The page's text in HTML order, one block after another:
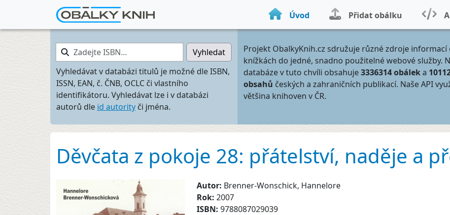
Úvod Přidat obálku
Zadejte ISBN…
Vyhledat
Vyhledávat v databázi titulů je možné dle ISBN,
ISSN, EAN, č. ČNB, OCLC či vlastního
identifikátoru. Vyhledávat lze i v databázi
autorů dle id autority či jména.
Projekt ObalkyKnih.cz sdružuje různé zdroje informací
knížkách do jedné, snadno použitelné webové služby.
databáze v tuto chvíli obsahuje3336314 obáleka
obsahů českých a zahraničních publikací. Naše API
většina knihoven v ČR.
Děvčata z pokoje 28: přátelství, naděje a
Autor: Brenner-Wonschick, Hannelore
Rok: 2007
ISBN: 9788087029039